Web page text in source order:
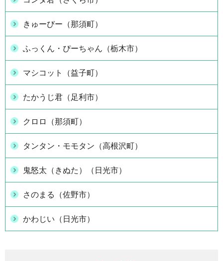
きゅーびー（那須町）
ふっくん・ぴーちゃん（栃木市）
マシコット（益子町）
たかうじ君（足利市）
クロロ（那須町）
タンタン・モモタン（高根沢町）
鬼怒太（きぬた）（日光市）
さのまる（佐野市）
かわじい（日光市）